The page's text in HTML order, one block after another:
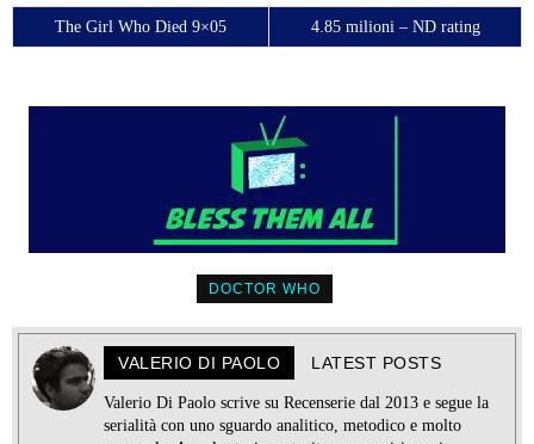
The Girl Who Died 9×05 4.85 milioni – ND rating
DOCTOR WHO
VALERIO DI PAOLO LATEST POSTS
Valerio Di Paolo scrive su Recenserie dal 2013 e segue la
serialità con uno sguardo analitico, metodico e molto